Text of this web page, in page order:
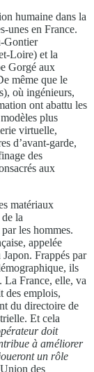
humaine dans la
unes en France.
Gontier
Loire) et la
Gorgé aux
même que le
où ingénieurs,
ont abattu les
plus
virtuelle,
d’avant-garde,
des
aux
matériaux
la
les hommes.
appelée
Frappés par
ils
La France, elle, va
des emplois,
du directoire de
Et cela
doit
à améliorer
un rôle
des